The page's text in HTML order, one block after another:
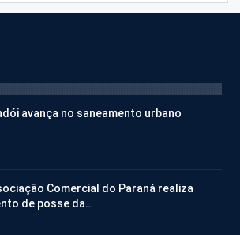
avança no saneamento urbano
Comercial do Paraná realiza
de posse da…